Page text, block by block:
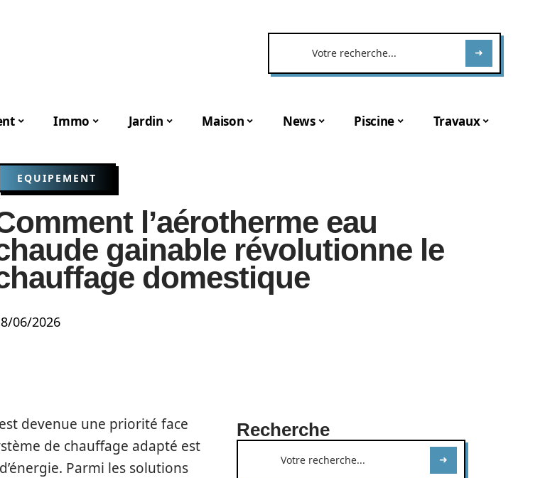
Immo Jardin Maison News Piscine Travaux
EQUIPEMENT
l’aérotherme eau
gainable révolutionne le
domestique
06/2026
devenue une priorité face
de chauffage adapté est
Parmi les solutions
Recherche